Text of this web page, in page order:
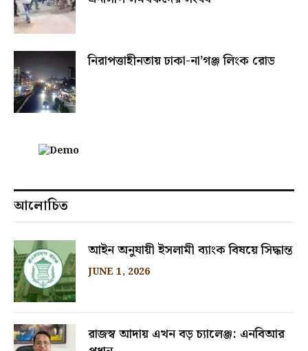
নিরাপত্তাহীনতায় ঢাকা-না’গঞ্জ লিংক রোড
আলোচিত
আইন অনুযায়ী ইসলামী ব্যাংক বিষয়ে সিদ্ধান্ত
JUNE 1, 2026
রাজস্ব আদায় এখন বড় চ্যালেঞ্জ: এনবিআর